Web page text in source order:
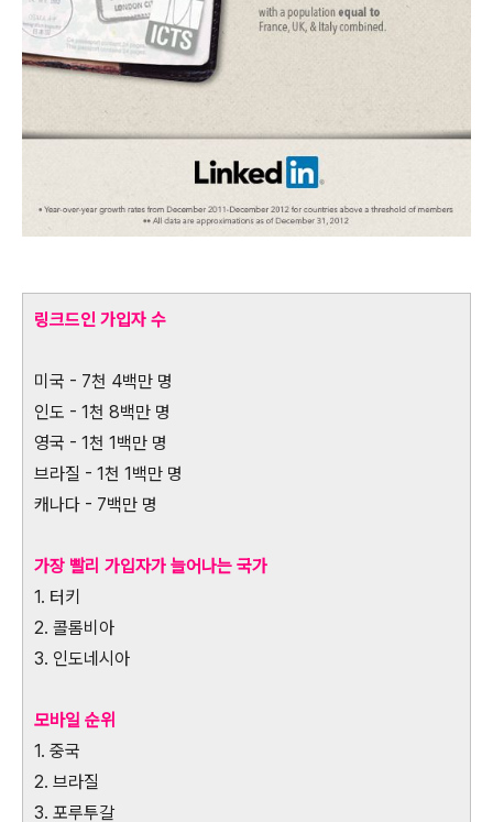
링크드인 가입자 수
미국 - 7천 4백만 명
인도 - 1천 8백만 명
영국 - 1천 1백만 명
브라질 - 1천 1백만 명
캐나다 - 7백만 명
가장 빨리 가입자가 늘어나는 국가
1. 터키
2. 콜롬비아
3. 인도네시아
모바일 순위
1. 중국
2. 브라질
3. 포루투갈